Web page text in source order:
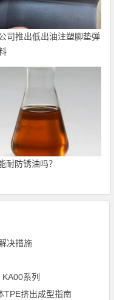
司推出低出油注塑脚垫弹
耐防锈油吗？
决措施
系列
TPE挤出成型指南